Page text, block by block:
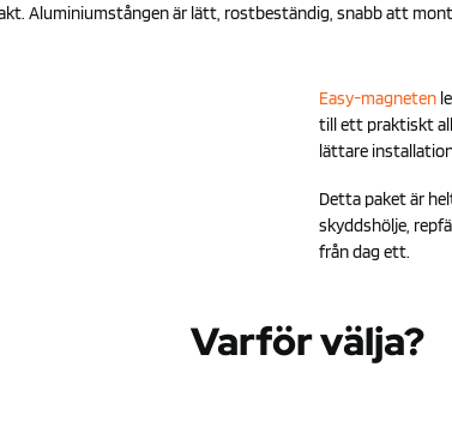
Aluminiumstången är lätt, rostbeständig, snabb att
Easy-magneten
till ett praktiskt
lättare
Detta paket är
skyddshölje,
från dag ett.
Varför välja?